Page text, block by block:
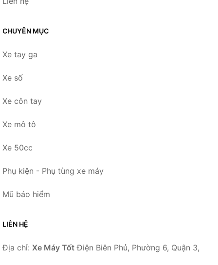
CHUYÊN MỤC
Xe tay ga
Xe số
Xe côn tay
Xe mô tô
Xe 50cc
Phụ kiện - Phụ tùng xe máy
Mũ bảo hiểm
LIÊN HỆ
Địa chỉ: Xe Máy Tốt Điện Biên Phủ, Phường 6, Quận 3,